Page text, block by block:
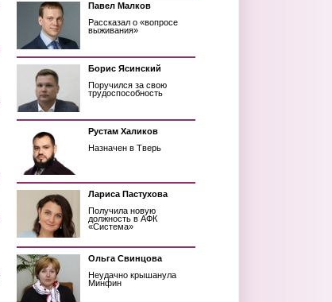
Павел Малков
Рассказал о «вопросе
выживания»
Борис Ясинский
Поручился за свою
трудоспособность
Рустам Халиков
Назначен в Тверь
Лариса Пастухова
Получила новую
должность в АФК
«Система»
Ольга Свинцова
Неудачно крышанула
Минфин